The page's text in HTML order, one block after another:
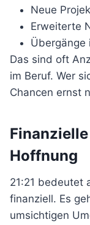
Neue
Erweiterte
Übergänge
Das sind oft
im Beruf. Wer
Chancen ernst
Hoffnung
21:21 bedeutet
finanziell. Es
umsichtigen